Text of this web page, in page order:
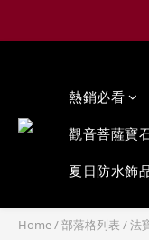
熱銷必看
觀音菩薩寶
夏日防水飾
Home/部落格列表 /法